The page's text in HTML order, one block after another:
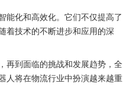
能化和高效化。它们不仅提高了
着技术的不断进步和应用的深
再到面临的挑战和发展趋势，全
人将在物流行业中扮演越来越重